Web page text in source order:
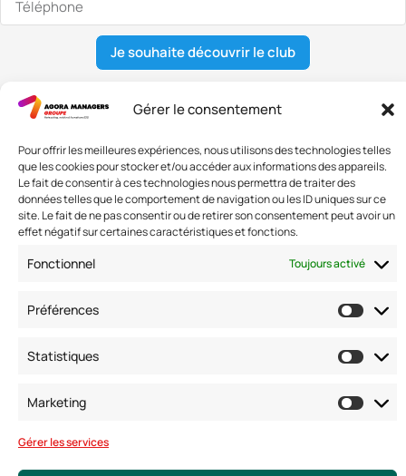
Gérer le consentement
Pour offrir les meilleures expériences, nous utilisons des technologies telles
que les cookies pour stocker et/ou accéder aux informations des appareils.
Le fait de consentir à ces technologies nous permettra de traiter des
données telles que le comportement de navigation ou les ID uniques sur ce
site. Le fait de ne pas consentir ou de retirer son consentement peut avoir un
effet négatif sur certaines caractéristiques et fonctions.
Fonctionnel Toujours activé
Préférences
Statistiques
Marketing
Gérer les services
Je souhaite découvrir le club
Nous contacter
Adresse: 42 avenue de la Grande Armée 75017 PARIS
Standard :01 47 42 76 60
Fax : 01 40 17 99 21
Nous suivre
© Copyright 2025. Tous droits réservés